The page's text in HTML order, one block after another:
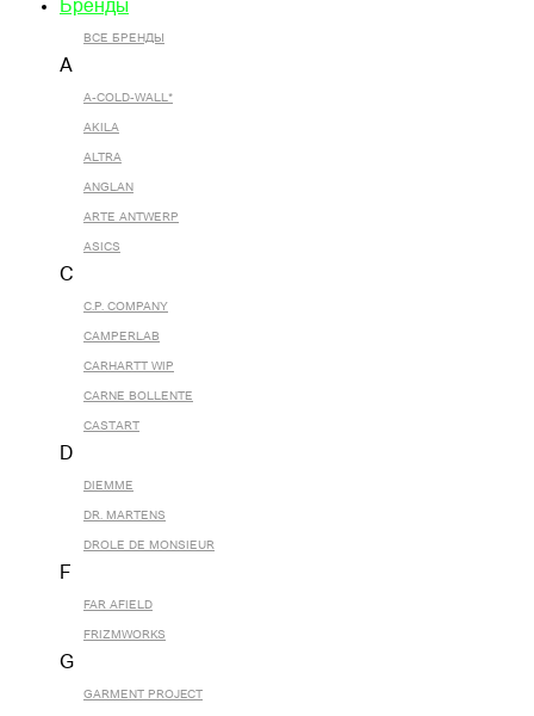
Бренды
ВСЕ БРЕНДЫ
A
A-COLD-WALL*
AKILA
ALTRA
ANGLAN
ARTE ANTWERP
ASICS
C
C.P. COMPANY
CAMPERLAB
CARHARTT WIP
CARNE BOLLENTE
CASTART
D
DIEMME
DR. MARTENS
DROLE DE MONSIEUR
F
FAR AFIELD
FRIZMWORKS
G
GARMENT PROJECT